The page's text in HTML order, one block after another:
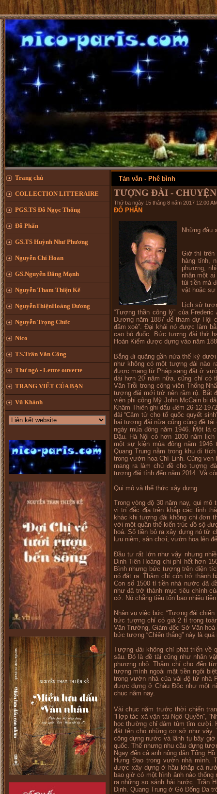
Trang chủ
COLLECTION LITTERAIRE
PGS.TS Đỗ Ngọc Thống
Đỗ Phấn
GS.TS Huỳnh Như Phương
Nguyễn Chí Hoan
GS.Nguyễn Đăng Mạnh
Nguyễn Tham Thiện Kế
NguyễnThiệnHoàng Dương
Nguyễn Trọng Chức
Nico
TS.Trần Văn Công
Thư ngỏ - Lettre ouverte
TRANG VIẾT CỦA BẠN
Vũ Khánh
Tản văn - Phê bình
TƯỢNG ĐÀI -
Thứ ba ngày 15 tháng 8 năm 2017 12:00
ĐỖ PHẤN
Những đâu
Giờ thì trên
hàng tỉnh,
phương,
nhân một
túi tiền mà
vật hoặc sự
Lịch sử
“Tượng thần công lý” của
Dương năm 1887 để tham dự Hội
đầm xoè”. Đại khái nó được làm
cao bó đuốc. Bức tượng đài thứ
Hoàn Kiếm được dựng vào năm
Bẵng đi quãng gần nửa thế kỷ
như không có một tượng đài nào
được mang từ Pháp sang đặt ở
dài hơn 20 năm nữa, cũng chỉ có
Văn Trỗi trong công viên Thống
tượng đài mới trở nên rầm rộ. Bắt
viên phi công Mỹ John McCain bị
Khâm Thiên ghi dấu đêm 26-12-
đài “Cảm tử cho tổ quốc quyết
hai tượng đài nữa cũng cùng đề
ngày mùa đông năm 1946. Một là
Đậu. Hà Nội có hơn 1000 năm
một sự kiện mùa đông năm
Quang Trung nằm trong khu di
trong vườn hoa Chí Linh. Cũng
mang ra làm chủ đề cho tượng
tượng đài tính đến năm 2014. Và
Qui mô và thể thức xây dựng
Trong vòng độ 30 năm nay, qui
vị trí đắc địa trên khắp các tỉnh
khác khi tượng đài không chỉ đơn
với một quần thể kiến trúc đồ sộ
hoá. Số tiền bỏ ra xây dựng nó từ
lưu niệm, sân chơi, vườn hoa lên
Đầu tư rất lớn như vậy nhưng
Đinh Tiên Hoàng chi phí hết hơn
Bình nhưng bức tượng trên diện
nó đặt ra. Thậm chí còn trở thành
Con số 1500 tỉ tiền nhà nước đã
như đã trở thành mục tiêu chính
cớ. Nó chẳng tiêu tốn bao nhiêu
Nhân vụ việc bức “Tượng đài
bức tượng chỉ có giá 2 tỉ trong
Văn Trường, Giám đốc Sở Văn
bức tượng “Chiến thắng” này là
Tượng đài không chỉ phát triển về
sâu. Đó là đề tài cũng như nhân
phương nhỏ. Thậm chí cho đến
tượng mình ngoài mặt tiền ngôi
trong vườn nhà của vài đệ tử nhà
được dựng ở Châu Đốc như một
chục năm nay.
Vài chục năm trước thời chiến
“Hợp tác xã vận tải Ngô Quyền”,
học thường chỉ dám tủm tỉm cười.
đặt tên cho những cơ sở như vậy.
công dựng nước và lãnh tụ bây giờ
quốc. Thế nhưng nhu cầu dựng
Ngay đến cả anh nông dân Tống
Hưng Đạo trong vườn nhà mình.
được xây dựng ở hầu khắp cả
bao giờ có một hình ảnh nào
ra những so sánh hài hước. Trần
Định. Quang Trung ở Gò Đống Đa